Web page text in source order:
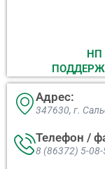
НП
Адрес:
347630, г.
Телефон /
8 (86372) 5-